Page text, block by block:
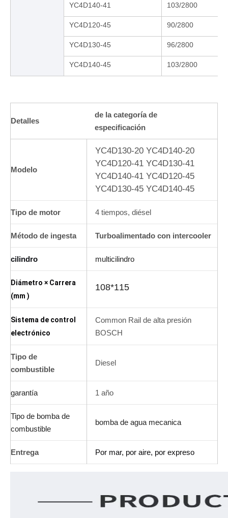
YC4D140-41 103/2800
YC4D120-45 90/2800
YC4D130-45 96/2800
YC4D140-45 103/2800
Detalles
de la categoría de
especificación
Modelo
YC4D130-20 YC4D140-20
YC4D120-41 YC4D130-41
YC4D140-41 YC4D120-45
YC4D130-45 YC4D140-45
Tipo de motor 4 tiempos, diésel
Método de ingesta Turboalimentado con intercooler
cilindro multicilindro
Diámetro × Carrera
(mm )
108*115
Sistema de control
electrónico
Common Rail de alta presión
BOSCH
Tipo de
combustible
Diesel
garantía 1 año
Tipo de bomba de
combustible
bomba de agua mecanica
Entrega Por mar, por aire, por expreso